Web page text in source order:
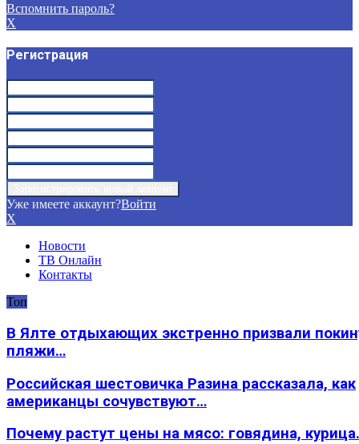
Вспомнить пароль?
X
Регистрация
Уже имеете аккаунт?Войти
X
Новости
ТВ Онлайн
Контакты
Топ
В Ялте отдыхающих экстренно призвали
пляжи…
Российская шестовичка Разина рассказала, как
американцы сочувствуют…
Почему растут цены на мясо: говядина,